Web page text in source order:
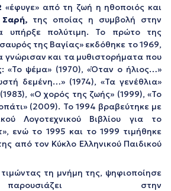
«έφυγε» από τη ζωή η ηθοποιός και
της οποίας η συμβολή στην
υπήρξε πολύτιμη. Το πρώτο της
της Βαγίας» εκδόθηκε το 1969,
γνώρισαν και τα μυθιστορήματα που
«Το ψέμα» (1970), «Όταν ο ήλιος…»
δεμένη…» (1974), «Τα γενέθλια»
(1983), «Ο χορός της ζωής» (1999), «Το
(2009). Το 1994 βραβεύτηκε με
Λογοτεχνικού Βιβλίου για το
ενώ το 1995 και το 1999 τιμήθηκε
από τον Κύκλο Ελληνικού Παιδικού
τιμώντας τη μνήμη της, ψηφιοποίησε
στην